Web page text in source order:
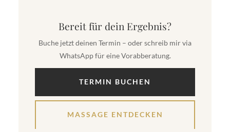
Bereit für dein Ergebnis?
Buche jetzt deinen Termin – oder schreib mir via
WhatsApp für eine Vorabberatung.
TERMIN BUCHEN
MASSAGE ENTDECKEN